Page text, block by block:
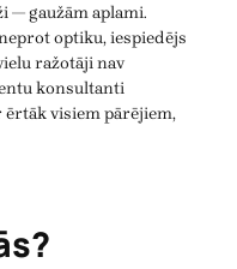
— gaužām aplami.
optiku, iespiedējs
ražotāji nav
konsultanti
ērtāk visiem pārējiem,